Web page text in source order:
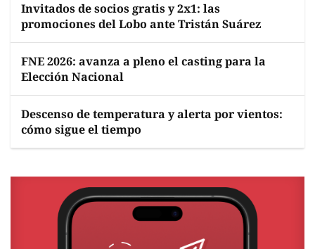
Invitados de socios gratis y 2x1: las
promociones del Lobo ante Tristán Suárez
FNE 2026: avanza a pleno el casting para la
Elección Nacional
Descenso de temperatura y alerta por vientos:
cómo sigue el tiempo